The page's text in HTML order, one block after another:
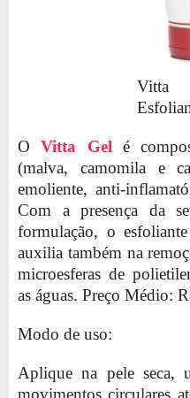
OVitta Gel é
(malva, camomila e
emoliente, anti-
Com a presença da
formulação, o
auxilia também na
microesferas de
as águas. Preço Médio:
Modo de uso:
Aplique na pele seca,
movimentos circulares